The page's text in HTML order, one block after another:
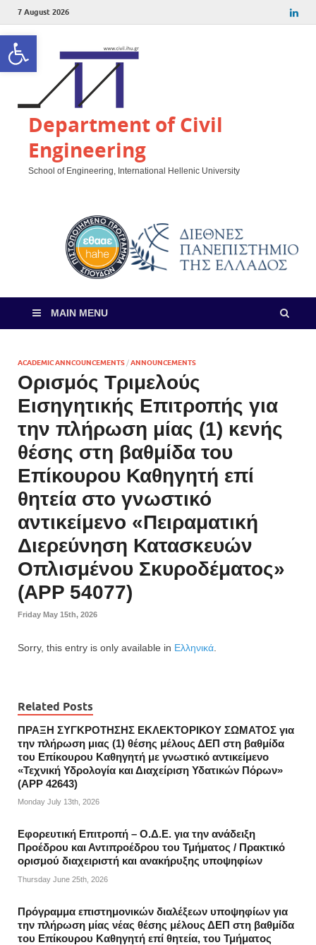
Open toolbar
7 August 2026
Department of Civil
Engineering
School of Engineering, International Hellenic University
MAIN MENU
ACADEMIC ANNCOUNCEMENTS /ANNOUNCEMENTS
Ορισμός Τριμελούς
Εισηγητικής Επιτροπής για
την πλήρωση μίας (1) κενής
θέσης στη βαθμίδα του
Επίκουρου Καθηγητή επί
θητεία στο γνωστικό
αντικείμενο «Πειραματική
Διερεύνηση Κατασκευών
Οπλισμένου Σκυροδέματος»
(APP 54077)
Friday May 15th, 2026
Sorry, this entry is only available in Ελληνικά
Related Posts
ΠΡΑΞΗ ΣΥΓΚΡΟΤΗΣΗΣ ΕΚΛΕΚΤΟΡΙΚΟΥ ΣΩΜΑΤΟΣ για
την πλήρωση μιας (1) θέσης μέλους ΔΕΠ στη βαθμίδα
του Επίκουρου Καθηγητή με γνωστικό αντικείμενο
«Τεχνική Υδρολογία και Διαχείριση Υδατικών Πόρων»
(APP 42643)
Monday July 13th, 2026
Εφορευτική Επιτροπή – Ο.Δ.Ε. για την ανάδειξη
Προέδρου και Αντιπροέδρου του Τμήματος / Πρακτικό
ορισμού διαχειριστή και ανακήρυξης υποψηφίων
Thursday June 25th, 2026
Πρόγραμμα επιστημονικών διαλέξεων υποψηφίων για
την πλήρωση μίας νέας θέσης μέλους ΔΕΠ στη βαθμίδα
του Επίκουρου Καθηγητή επί θητεία, του Τμήματος